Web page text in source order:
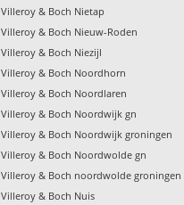
Villeroy & Boch Nietap
Villeroy & Boch Nieuw-Roden
Villeroy & Boch Niezijl
Villeroy & Boch Noordhorn
Villeroy & Boch Noordlaren
Villeroy & Boch Noordwijk gn
Villeroy & Boch Noordwijk groningen
Villeroy & Boch Noordwolde gn
Villeroy & Boch noordwolde groningen
Villeroy & Boch Nuis